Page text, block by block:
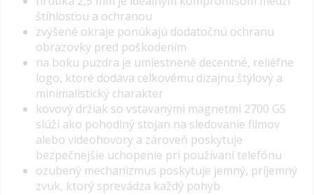
štíhlosťou a ochranou
zvýšené okraje ponúkajú dodatočnú ochranu
obrazovky pred poškodením
na boku puzdra je umiestnené decentné, reliéfne
logo, ktoré dodáva celkovému dizajnu štýlový a
minimalistický charakter
kovový držiak so vstavanými magnetmi 2700 GS
slúži ako pohodlný stojan na sledovanie filmov
alebo videohovory a zároveň poskytuje
bezpečnejšie uchopenie pri používaní telefónu
ozubený mechanizmus poskytuje jemný, príjemný
zvuk, ktorý sprevádza každý pohyb